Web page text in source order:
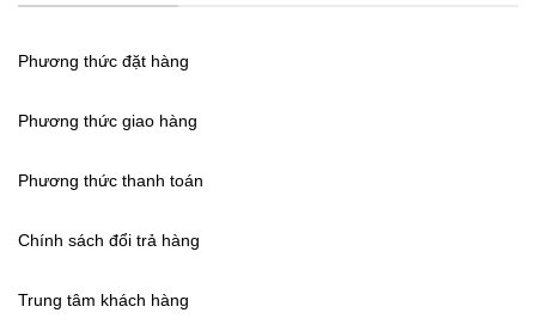
Phương thức đặt hàng
Phương thức giao hàng
Phương thức thanh toán
Chính sách đổi trả hàng
Trung tâm khách hàng